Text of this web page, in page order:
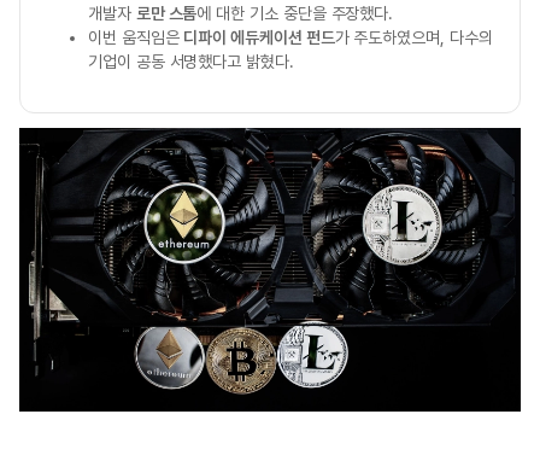
개발자 로만 스톰에 대한 기소 중단을 주장했다.
이번 움직임은 디파이 에듀케이션 펀드가 주도하였으며, 다수의
기업이 공동 서명했다고 밝혔다.